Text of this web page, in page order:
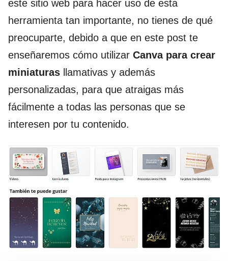
este sitio web para hacer uso de esta
herramienta tan importante, no tienes de qué
preocuparte, debido a que en este post te
enseñaremos cómo utilizar Canva para crear
miniaturas llamativas y además
personalizadas, para que atraigas más
fácilmente a todas las personas que se
interesen por tu contenido.